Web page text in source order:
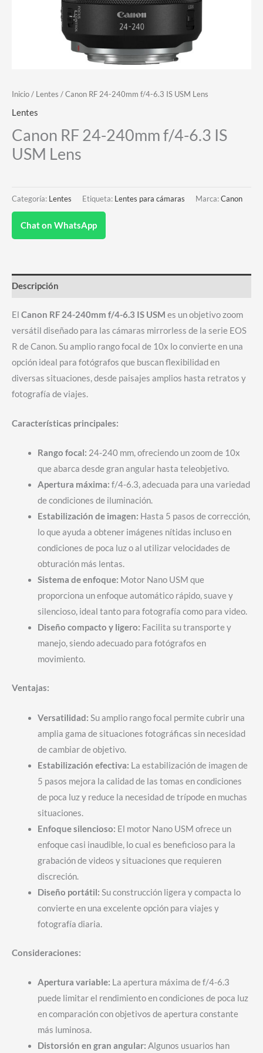
Inicio/ Lentes / Canon RF 24-240mm f/4-6.3 IS USM Lens
Lentes
Canon RF 24-240mm f/4-6.3 IS
USM Lens
Categoría: Lentes Etiqueta: Lentes para cámaras Marca:Canon
Chat on WhatsApp
Descripción
El Canon RF 24-240mm f/4-6.3 IS USM es un objetivo zoom
versátil diseñado para las cámaras mirrorless de la serie EOS
R de Canon. Su amplio rango focal de 10x lo convierte en una
opción ideal para fotógrafos que buscan flexibilidad en
diversas situaciones, desde paisajes amplios hasta retratos y
fotografía de viajes.
Características principales:
Rango focal: 24-240 mm, ofreciendo un zoom de 10x
que abarca desde gran angular hasta teleobjetivo.
Apertura máxima: f/4-6.3, adecuada para una variedad
de condiciones de iluminación.
Estabilización de imagen: Hasta 5 pasos de corrección,
lo que ayuda a obtener imágenes nítidas incluso en
condiciones de poca luz o al utilizar velocidades de
obturación más lentas.
Sistema de enfoque: Motor Nano USM que
proporciona un enfoque automático rápido, suave y
silencioso, ideal tanto para fotografía como para video.
Diseño compacto y ligero: Facilita su transporte y
manejo, siendo adecuado para fotógrafos en
movimiento.
Ventajas:
Versatilidad: Su amplio rango focal permite cubrir una
amplia gama de situaciones fotográficas sin necesidad
de cambiar de objetivo.
Estabilización efectiva: La estabilización de imagen de
5 pasos mejora la calidad de las tomas en condiciones
de poca luz y reduce la necesidad de trípode en muchas
situaciones.
Enfoque silencioso: El motor Nano USM ofrece un
enfoque casi inaudible, lo cual es beneficioso para la
grabación de videos y situaciones que requieren
discreción.
Diseño portátil: Su construcción ligera y compacta lo
convierte en una excelente opción para viajes y
fotografía diaria.
Consideraciones:
Apertura variable: La apertura máxima de f/4-6.3
puede limitar el rendimiento en condiciones de poca luz
en comparación con objetivos de apertura constante
más luminosa.
Distorsión en gran angular: Algunos usuarios han